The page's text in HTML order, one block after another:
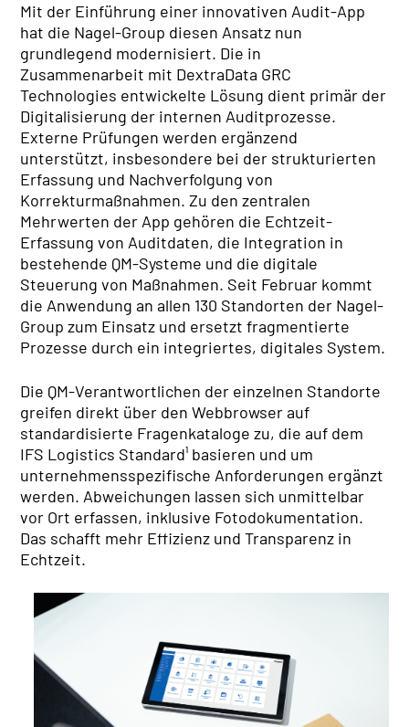
IT EXZELLENZ
TrendRadar
IT Kompetenz
IT Leistungen
QUALITÄT
Zertifikate
REAL ESTATE
NACHHALTIGKEIT
ENGAGEMENT
Mit der Einführung einer innovativen Audit-App
hat die Nagel-Group diesen Ansatz nun
grundlegend modernisiert. Die in
Zusammenarbeit mit DextraData GRC
Technologies entwickelte Lösung dient primär der
Digitalisierung der internen Auditprozesse.
Externe Prüfungen werden ergänzend
unterstützt, insbesondere bei der strukturierten
Erfassung und Nachverfolgung von
Korrekturmaßnahmen. Zu den zentralen
Mehrwerten der App gehören die Echtzeit-
Erfassung von Auditdaten, die Integration in
bestehende QM-Systeme und die digitale
Steuerung von Maßnahmen. Seit Februar kommt
die Anwendung an allen 130 Standorten der Nagel-
Group zum Einsatz und ersetzt fragmentierte
Prozesse durch ein integriertes, digitales System.
Die QM-Verantwortlichen der einzelnen Standorte
greifen direkt über den Webbrowser auf
standardisierte Fragenkataloge zu, die auf dem
IFS Logistics Standard¹ basieren und um
unternehmensspezifische Anforderungen ergänzt
werden. Abweichungen lassen sich unmittelbar
vor Ort erfassen, inklusive Fotodokumentation.
Das schafft mehr Effizienz und Transparenz in
Echtzeit.